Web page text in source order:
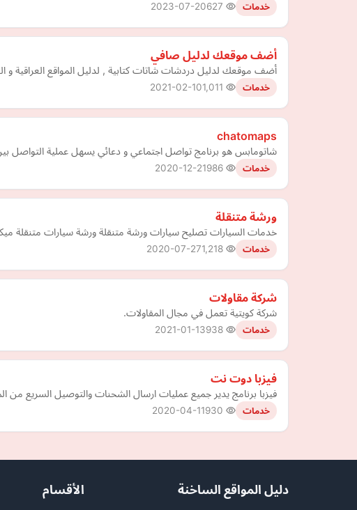
خدمات 2023-07-20
أضف موقعك لدليل صافي
أضف موقعك لدليل دردشات شاتات كتابية , لدليل المواقع العراقية و
خدمات 2021-02-10
chatomaps
شاتومابس هو برنامج تواصل اجتماعي و دعائي يسهل عملية التواصل
خدمات 2020-12-21
ورشة متنقلة
خدمات السيارات تصليح سيارات ورشة متنقلة ورشة سيارات متنقلة
خدمات 2020-07-27
شركة مقاولات
شركة كويتية تعمل في مجال المقاولات.
خدمات 2021-01-13
فيزبا دوت نت
فيزبا برنامج يدير جميع عمليات ارسال الشحنات والتوصيل السريع من
خدمات 2020-04-11
دليل المواقع الساخنة الأقسام